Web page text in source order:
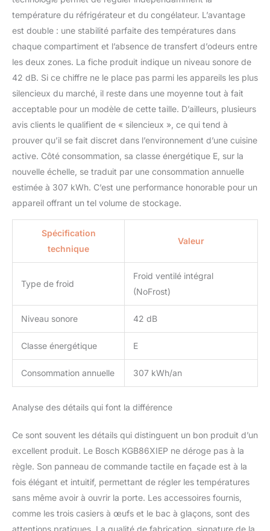
température du réfrigérateur et du congélateur. L’avantage
est double : une stabilité parfaite des températures dans
chaque compartiment et l’absence de transfert d’odeurs entre
les deux zones. La fiche produit indique un niveau sonore de
42 dB. Si ce chiffre ne le place pas parmi les appareils les plus
silencieux du marché, il reste dans une moyenne tout à fait
acceptable pour un modèle de cette taille. D’ailleurs, plusieurs
avis clients le qualifient de « silencieux », ce qui tend à
prouver qu’il se fait discret dans l’environnement d’une cuisine
active. Côté consommation, sa classe énergétique E, sur la
nouvelle échelle, se traduit par une consommation annuelle
estimée à 307 kWh. C’est une performance honorable pour un
appareil offrant un tel volume de stockage.
Spécification
technique
Valeur
Type de froid
Froid ventilé intégral
(NoFrost)
Niveau sonore 42 dB
Classe énergétique E
Consommation annuelle 307 kWh/an
Analyse des détails qui font la différence
Ce sont souvent les détails qui distinguent un bon produit d’un
excellent produit. Le Bosch KGB86XIEP ne déroge pas à la
règle. Son panneau de commande tactile en façade est à la
fois élégant et intuitif, permettant de régler les températures
sans même avoir à ouvrir la porte. Les accessoires fournis,
comme les trois casiers à œufs et le bac à glaçons, sont des
attentions pratiques. La qualité de fabrication, signature de la